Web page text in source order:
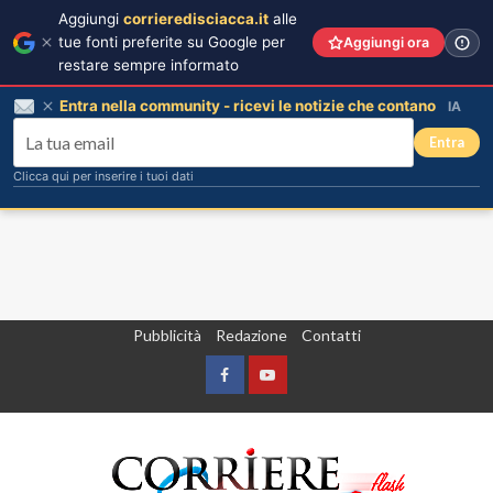
Pubblicità Redazione Contatti
FacebookYountube
Aggiungi corrieredisciacca.it alle
tue fonti preferite su Google per
restare sempre informato
Aggiungi ora
Entra nella community - ricevi le notizie che contano IA
Entra
Clicca qui per inserire i tuoi dati